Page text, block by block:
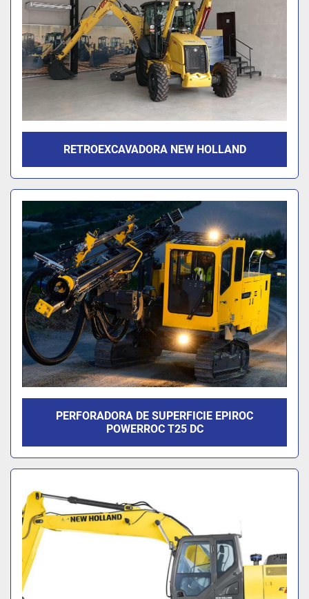
RETROEXCAVADORA NEW HOLLAND
PERFORADORA DE SUPERFICIE EPIROC
POWERROC T25 DC